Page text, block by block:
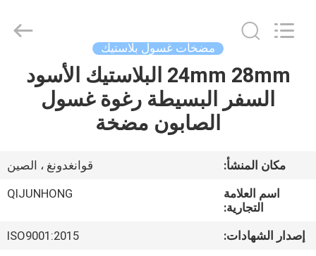
المنزل
برنامج
عنّا
PRODUCTS
MANUFACTORY
Reserved.
مضخات غسول بلاستيك
24mm 28mm البلاستيك الأسود
السفر البسيطة رغوة غسول
الصابون مضخة
مكان المنشأ:
قوانغدونغ ، الصين
اسم العلامة
التجارية:
QIJUNHONG
إصدار الشهادات:
ISO9001:2015